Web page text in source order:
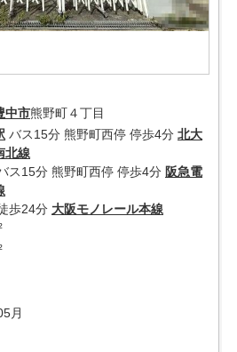
中市熊野町４丁目
バス15分 熊野町西停 停歩4分 北大
北線
ス15分 熊野町西停 停歩4分 阪急電
歩24分 大阪モノレール本線
月